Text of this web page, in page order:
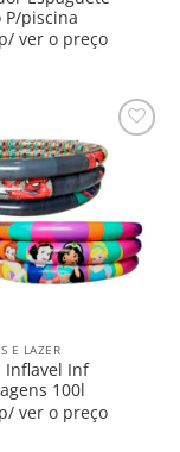
P/piscina
ver o preço
E LAZER
Inflavel Inf
100l
ver o preço